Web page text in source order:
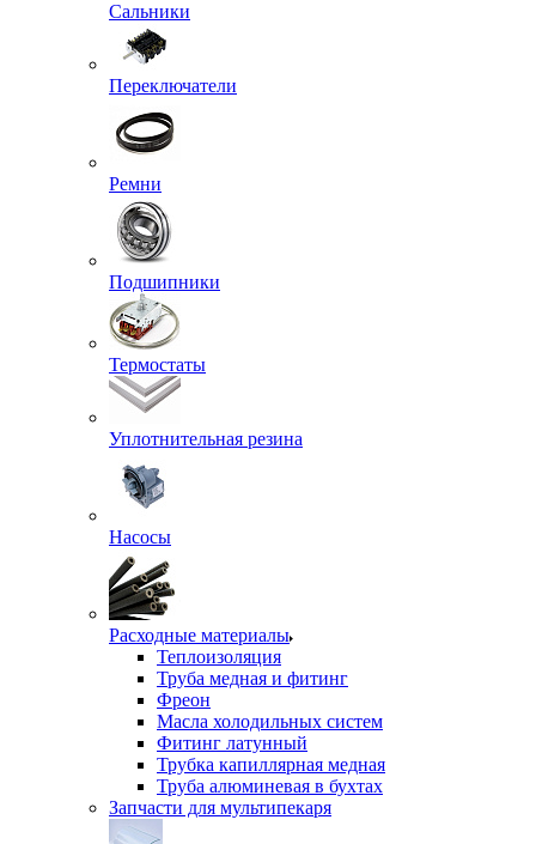
Сальники
Переключатели
Ремни
Подшипники
Термостаты
Уплотнительная резина
Насосы
Расходные материалы
Теплоизоляция
Труба медная и фитинг
Фреон
Масла холодильных систем
Фитинг латунный
Трубка капиллярная медная
Труба алюминевая в бухтах
Запчасти для мультипекаря